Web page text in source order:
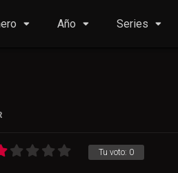
Año Series
Tu voto: 0